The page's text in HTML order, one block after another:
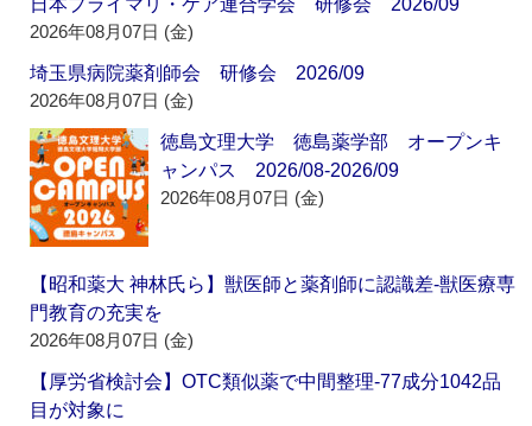
日本プライマリ・ケア連合学会 研修会 2026/09
2026年08月07日 (金)
埼玉県病院薬剤師会 研修会 2026/09
2026年08月07日 (金)
徳島文理大学 徳島薬学部 オープンキ
ャンパス 2026/08-2026/09
2026年08月07日 (金)
【昭和薬大 神林氏ら】獣医師と薬剤師に認識差‐獣医療専
門教育の充実を
2026年08月07日 (金)
【厚労省検討会】OTC類似薬で中間整理‐77成分1042品
目が対象に